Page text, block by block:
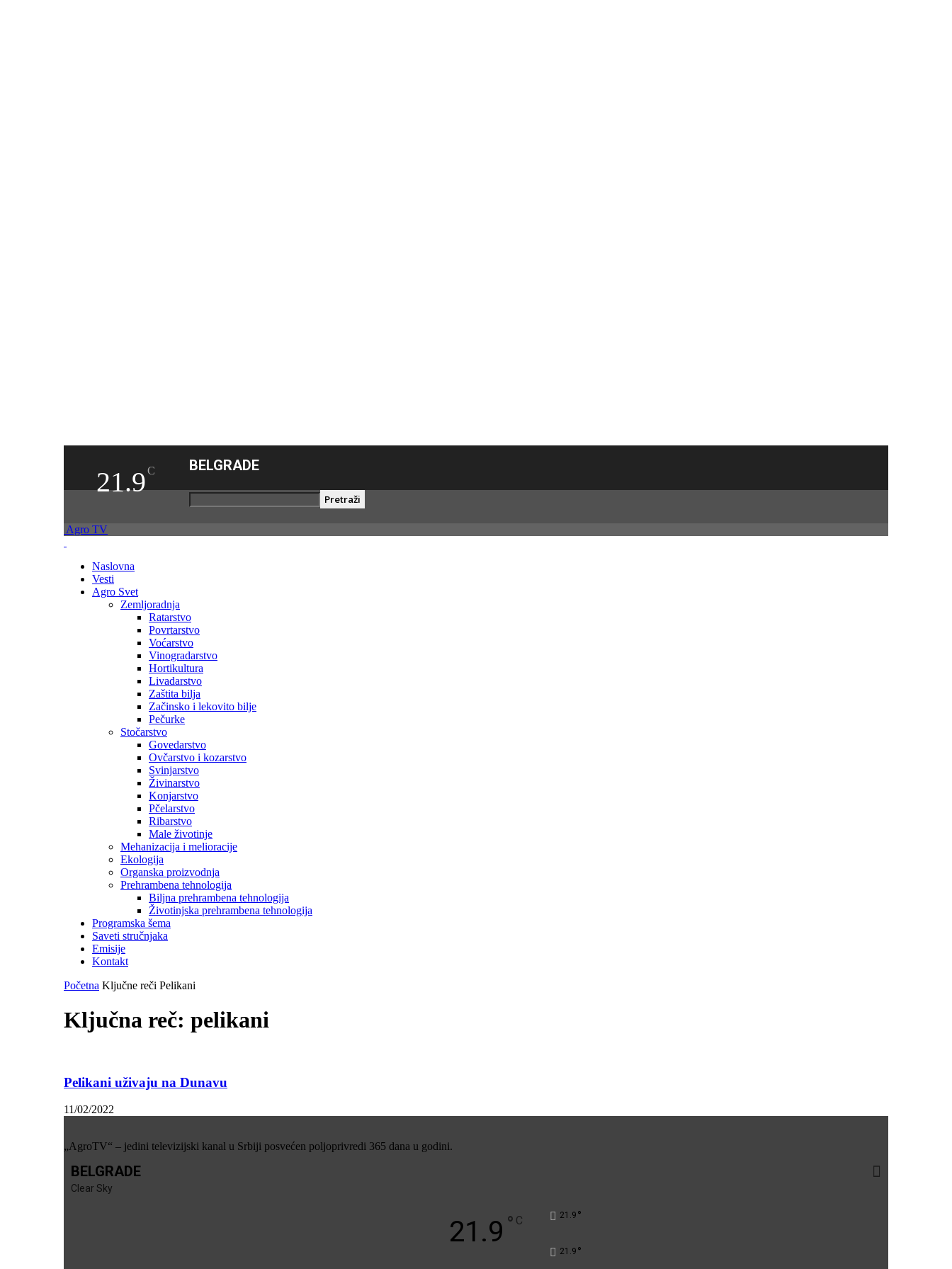
21.9C BELGRADE
Agro TV
Naslovna
Vesti
Agro Svet
Zemljoradnja
Ratarstvo
Povrtarstvo
Voćarstvo
Vinogradarstvo
Hortikultura
Livadarstvo
Zaštita bilja
Začinsko i lekovito bilje
Pečurke
Stočarstvo
Govedarstvo
Ovčarstvo i kozarstvo
Svinjarstvo
Živinarstvo
Konjarstvo
Pčelarstvo
Ribarstvo
Male životinje
Mehanizacija i melioracije
Ekologija
Organska proizvodnja
Prehrambena tehnologija
Biljna prehrambena tehnologija
Životinjska prehrambena tehnologija
Programska šema
Saveti stručnjaka
Emisije
Kontakt
Početna Ključne reči Pelikani
Ključna reč: pelikani
Pelikani uživaju na Dunavu
11/02/2022
„AgroTV“ – jedini televizijski kanal u Srbiji posvećen poljoprivredi 365 dana u godini.
BELGRADE
Clear Sky
21.9 ° C 21.9 °
21.9 °